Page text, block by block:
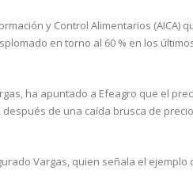
y Control Alimentarios (AICA)
en torno al 60 % en los
ha apuntado a Efeagro que el
de una caída brusca de
Vargas, quien señala el